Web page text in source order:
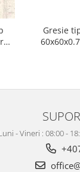
Gresie
- Vineri : 08:00 -